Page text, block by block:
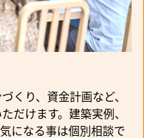
くり、資金計画など、
だけます。建築実例、
になる事は個別相談で